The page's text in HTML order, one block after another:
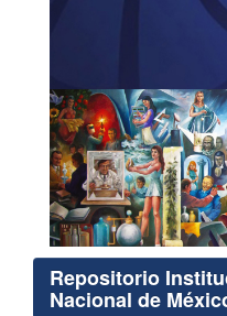
Repositorio
Nacional de